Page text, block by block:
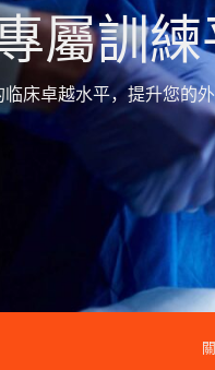
屬訓
临床卓越水平，提升您的